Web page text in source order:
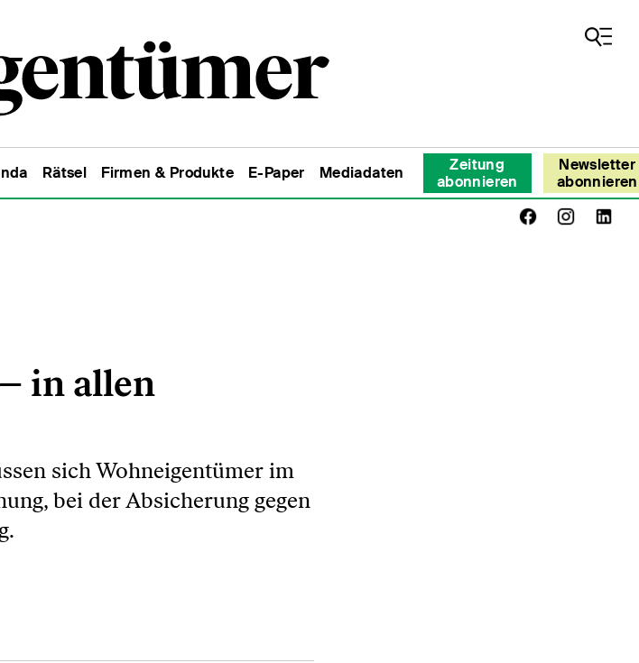
Rätsel Firmen & Produkte E-Paper Mediadaten
Zeitung
abonnieren
Newsletter
abonnieren
in allen
sich Wohneigentümer im
bei der Absicherung gegen